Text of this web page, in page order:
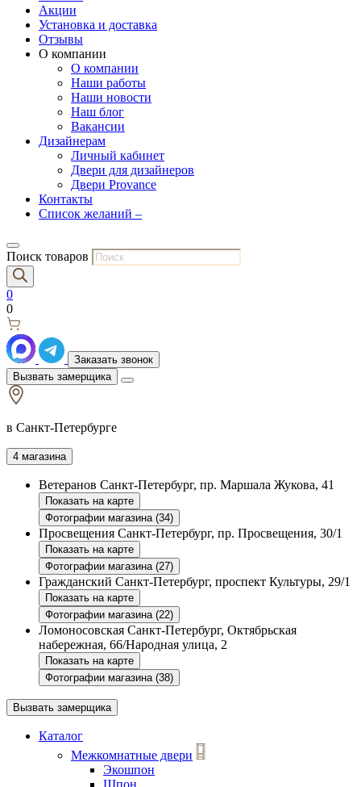
Акции
Установка и доставка
Отзывы
О компании
О компании
Наши работы
Наши новости
Наш блог
Вакансии
Дизайнерам
Личный кабинет
Двери для дизайнеров
Двери Provance
Контакты
Список желаний –
Поиск товаров
0
0
Заказать звонок
Вызвать замерщика
в Санкт-Петербурге
4 магазина
Ветеранов Санкт-Петербург, пр. Маршала Жукова, 41
Показать на карте
Фотографии магазина (34)
Просвещения Санкт-Петербург, пр. Просвещения, 30/1
Показать на карте
Фотографии магазина (27)
Гражданский Санкт-Петербург, проспект Культуры, 29/1
Показать на карте
Фотографии магазина (22)
Ломоносовская Санкт-Петербург, Октябрьская
набережная, 66/Народная улица, 2
Показать на карте
Фотографии магазина (38)
Вызвать замерщика
Каталог
Межкомнатные двери
Экошпон
Шпон